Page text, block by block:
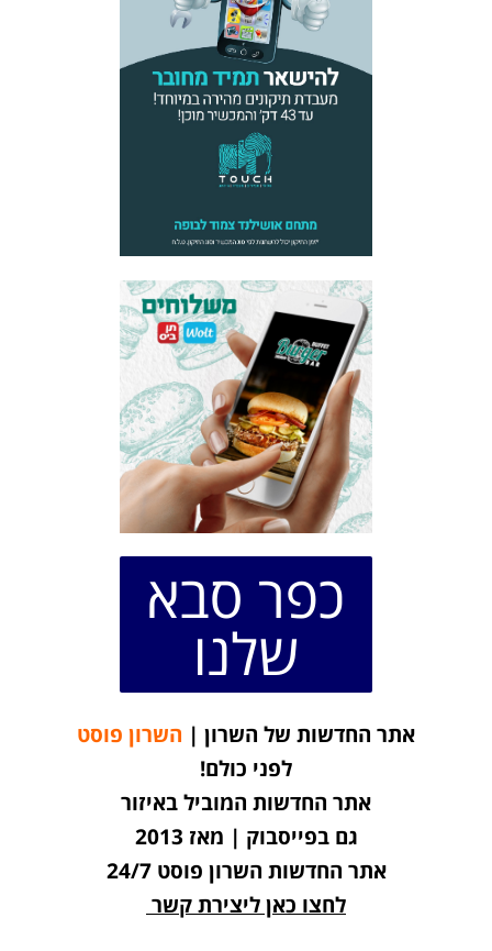
כפר סבא
שלנו
אתר החדשות של השרון | השרון פוסט
לפני כולם!
אתר החדשות המוביל באיזור
גם בפייסבוק | מאז 2013
אתר החדשות השרון פוסט 24/7
לחצו כאן ליצירת קשר